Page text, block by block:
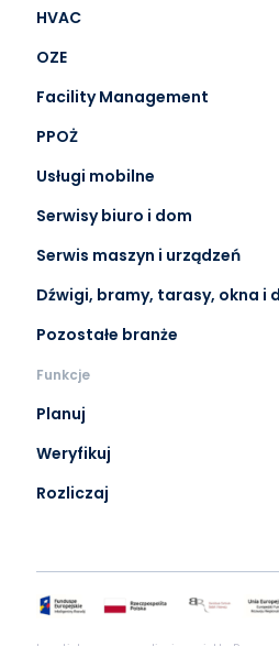
HVAC
OZE
Facility Management
PPOŻ
Usługi mobilne
Serwisy biuro i dom
Serwis maszyn i urządzeń
Dźwigi, bramy, tarasy, okna i
Pozostałe branże
Funkcje
Planuj
Weryfikuj
Rozliczaj